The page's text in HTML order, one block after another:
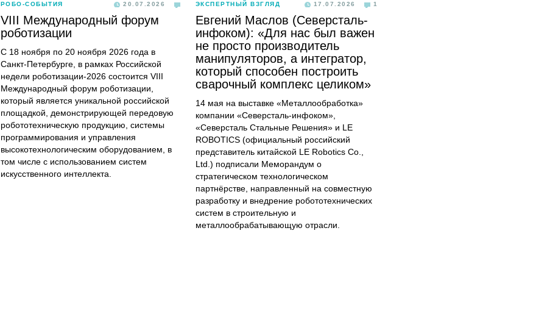
РОБО-СОБЫТИЯ 20.07.2026
VIII Международный форум
роботизации
С 18 ноября по 20 ноября 2026 года в
Санкт-Петербурге, в рамках Российской
недели роботизации-2026 состоится VIII
Международный форум роботизации,
который является уникальной российской
площадкой, демонстрирующей передовую
робототехническую продукцию, системы
программирования и управления
высокотехнологическим оборудованием, в
том числе с использованием систем
искусственного интеллекта.
ЭКСПЕРТНЫЙ ВЗГЛЯД 17.07.2026 1
Евгений Маслов (Северсталь-
инфоком): «Для нас был важен
не просто производитель
манипуляторов, а интегратор,
который способен построить
сварочный комплекс целиком»
14 мая на выставке «Металлообработка»
компании «Северсталь-инфоком»,
«Северсталь Стальные Решения» и LE
ROBOTICS (официальный российский
представитель китайской LE Robotics Co.,
Ltd.) подписали Меморандум о
стратегическом технологическом
партнёрстве, направленный на совместную
разработку и внедрение робототехнических
систем в строительную и
металлообрабатывающую отрасли.